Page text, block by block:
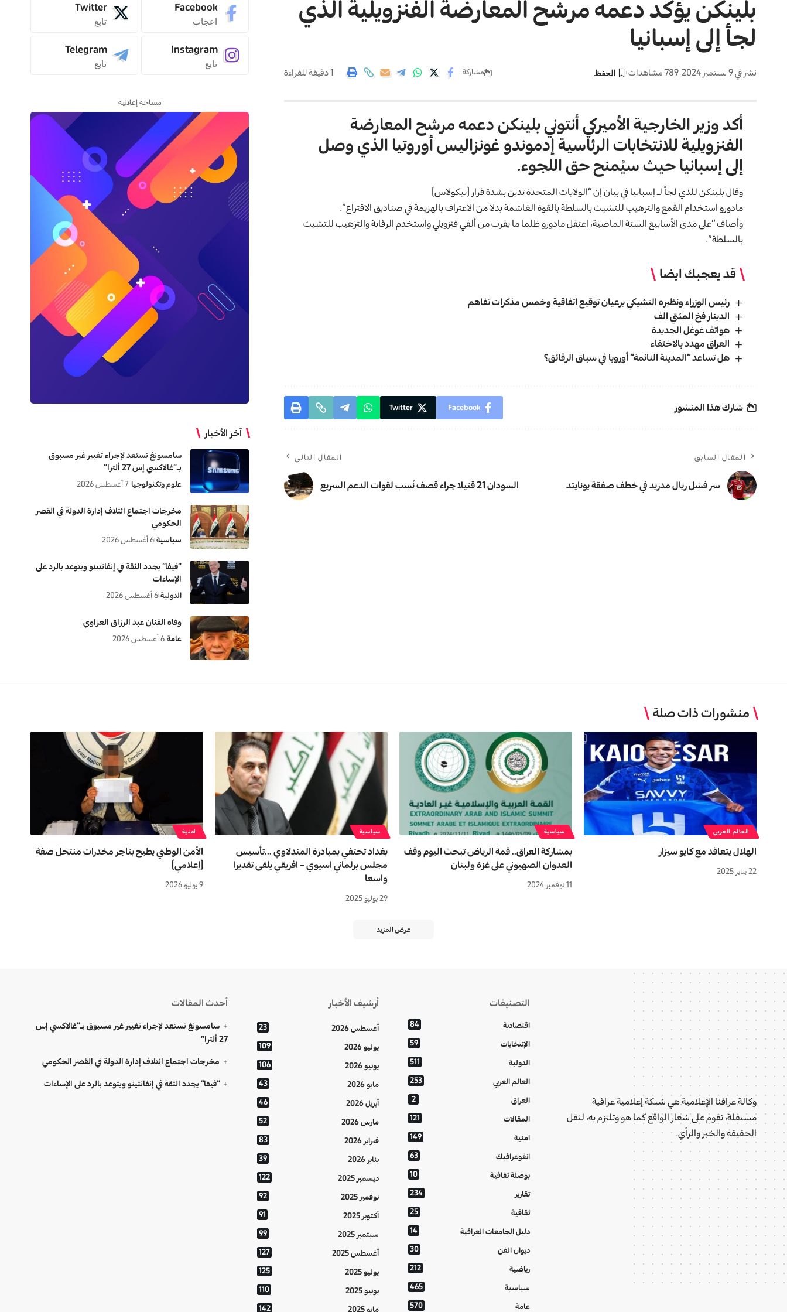
بلينكن يؤكد دعمه مرشح المعارضة الفنزويلية الذي
لجأ إلى إسبانيا
نشر في 9 سبتمبر 2024 789 مشاهدات مشاركة 1 دقيقة للقراءة
أكد وزير الخارجية الأميركي أنتوني بلينكن دعمه مرشح المعارضة
الفنزويلية للانتخابات الرئاسية إدموندو غونزاليس أوروتيا الذي وصل
إلى إسبانيا حيث سيُمنح حق اللجوء.
وقال بلينكن للذي لجأ لـإسبانیا في بيان إن “الولايات المتحدة تدين بشدة قرار (نيكولاس)
مادورو استخدام القمع والترهيب للتشبث بالسلطة بالقوة الغاشمة بدلا من الاعتراف بالهزيمة في صناديق الاقتراع”.
وأضاف “على مدى الأسابيع الستة الماضية، اعتقل مادورو ظلما ما يقرب من ألفي فنزويلي واستخدم الرقابة والترهيب للتشبث
بالسلطة”.
قد يعجبك ايضا
رئيس الوزراء ونظيره التشيكي يرعيان توقيع اتفاقية وخمس مذكرات تفاهم
الدینار فخ المئتي الف
هواتف غوغل الجديدة
العراق مهدد بالاختفاء
هل تساعد “المدينة النائمة” أوروبا في سباق الرقائق؟
شارك هذا المنشور Facebook
Twitter
المقال السابق
سر فشل ري​ال مدريد في خطف صفقة يونايتد
المقال التالي
السودان 21 قتيلا جراء قصف نُسب لقوات الدعم السريع
Facebook
اعجاب
Twitter
تابع
Instagram
تابع
Telegram
تابع
مساحة إعلانية
آخر الأخبار
سامسونغ تستعد لإجراء تغيير غير مسبوق
بـ”غالاكسي إس 27 ألترا”
علوم وتكنولوجيا 7 أغسطس 2026
مخرجات اجتماع ائتلاف إدارة الدولة في القصر
الحكومي
سياسية 6 أغسطس 2026
“فيفا” يجدد الثقة في إنفانتينو ويتوعد بالرد على
الإساءات
الدولية 6 أغسطس 2026
وفاة الفنان عبد الرزاق العزاوي
عامة 6 أغسطس 2026
منشورات ذات صلة
العالم العربي
الهلال يتعاقد مع كايو سيزار
22 يناير 2025
سياسية
بمشاركة العراق.. قمة الرياض تبحث اليوم وقف
العدوان الصهيوني على غزة ولبنان
11 نوفمبر 2024
سياسية
بغداد تحتفي بمبادرة المندلاوي …تأسیس
مجلس برلماني اسیوي – افریقي یلقی تقدیرا
واسعا
29 يوليو 2025
امنية
الأمن الوطني يطيح بتاجر مخدرات منتحل صفة
(إعلامي)
9 يوليو 2026
عرض المزيد
وكالة عراقنا الإعلامية هي شبكة إعلامية عراقية
مستقلة، تقوم على شعار الواقع كما هو وتلتزم به، لنقل
الحقيقة والخبر والرأي.
التصنيفات
اقتصادية 84
الإنتخابات 59
الدولية 511
العالم العربي 253
العراق 2
المقالات 121
امنية 149
انفوغرافيك 63
بوصلة ثقافية 10
تقارير 234
ثقافية 25
دليل الجامعات العراقية 14
ديوان الفن 30
رياضية 212
سياسية 465
عامة 570
أرشيف الأخبار
أغسطس 2026 23
يوليو 2026 109
يونيو 2026 106
مايو 2026 43
أبريل 2026 46
مارس 2026 52
فبراير 2026 83
يناير 2026 39
ديسمبر 2025 122
نوفمبر 2025 92
أكتوبر 2025 91
سبتمبر 2025 99
أغسطس 2025 127
يوليو 2025 125
يونيو 2025 110
مايو 2025 142
أحدث المقالات
سامسونغ تستعد لإجراء تغيير غير مسبوق بـ”غالاكسي إس
27 ألترا”
مخرجات اجتماع ائتلاف إدارة الدولة في القصر الحكومي
“فيفا” يجدد الثقة في إنفانتينو ويتوعد بالرد على الإساءات